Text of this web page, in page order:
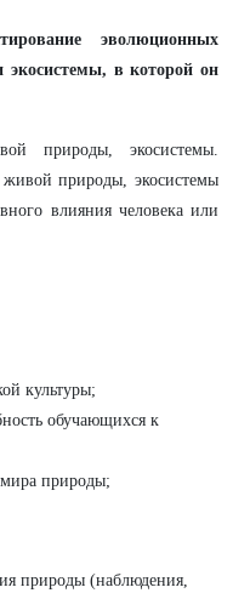
эволюционных
в которой он
природы, экосистемы.
живой природы, экосистемы
влияния человека или
культуры;
обучающихся к
природы;
природы (наблюдения,